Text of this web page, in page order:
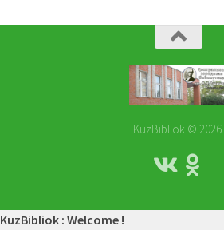
KuzBibliok © 2026.
KuzBibliok : Welcome !